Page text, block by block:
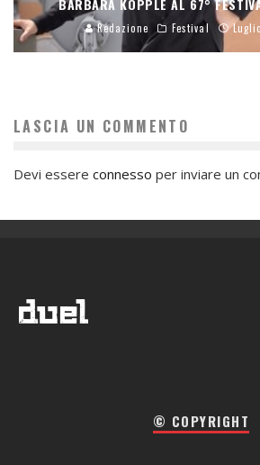
Redazione Festival
LASCIA UN COMMENTO
Devi essere connesso per inviare un
© COPYRIGHT